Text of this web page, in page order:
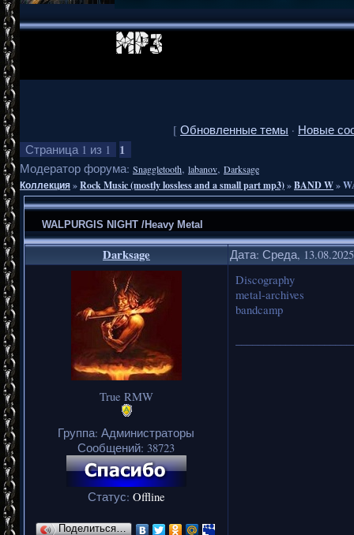
[ Обновленные темы · Новые
Страница 1 из 1 1
Модератор форума: Snaggletooth, labanov, Darksage
Коллекция»Rock Music (mostly lossless and a small part mp3)»BAND W»
WALPURGIS NIGHT /Heavy Metal
Darksage Дата: Среда,
True RMW
Группа: Администраторы
Сообщений: 38723
Статус: Offline
Поделиться…
Discography
metal-archives
bandcamp